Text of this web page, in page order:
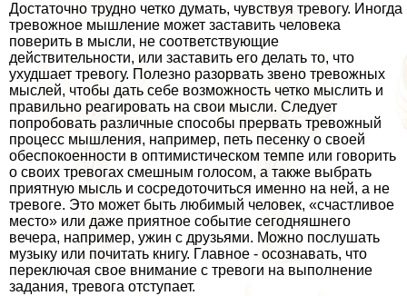
Достаточно трудно четко думать, чувствуя тревогу. Иногда
тревожное мышление может заставить человека
поверить в мысли, не соответствующие
действительности, или заставить его делать то, что
ухудшает тревогу. Полезно разорвать звено тревожных
мыслей, чтобы дать себе возможность четко мыслить и
правильно реагировать на свои мысли. Следует
попробовать различные способы прервать тревожный
процесс мышления, например, петь песенку о своей
обеспокоенности в оптимистическом темпе или говорить
о своих тревогах смешным голосом, а также выбрать
приятную мысль и сосредоточиться именно на ней, а не
тревоге. Это может быть любимый человек, «счастливое
место» или даже приятное событие сегодняшнего
вечера, например, ужин с друзьями. Можно послушать
музыку или почитать книгу. Главное - осознавать, что
переключая свое внимание с тревоги на выполнение
задания, тревога отступает.